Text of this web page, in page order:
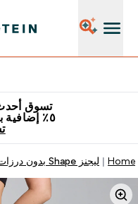
تسوق
٥٪ إضافية باستخدام كود محدود
Home ليجنز Shape بدون درزات خياطة من MP للسيدات - لون أسود